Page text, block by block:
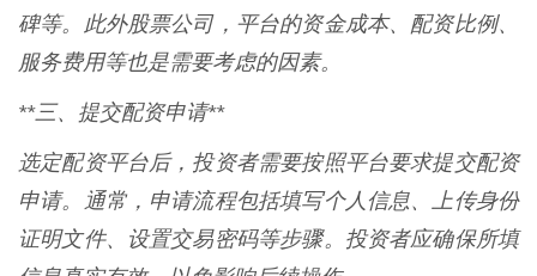
碑等。此外股票公司，平台的资金成本、配资比例、
服务费用等也是需要考虑的因素。
**三、提交配资申请**
选定配资平台后，投资者需要按照平台要求提交配资
申请。通常，申请流程包括填写个人信息、上传身份
证明文件、设置交易密码等步骤。投资者应确保所填